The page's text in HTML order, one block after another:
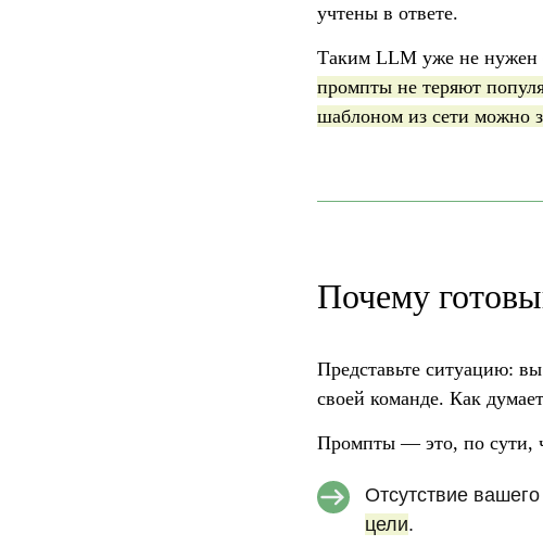
учтены в ответе.
Таким LLM уже не
промпты не теряют
шаблоном из сети можно
Почему
Представьте ситуацию:
своей команде. Как
Промпты — это, по сути,
Отсутствие вашего
цели.